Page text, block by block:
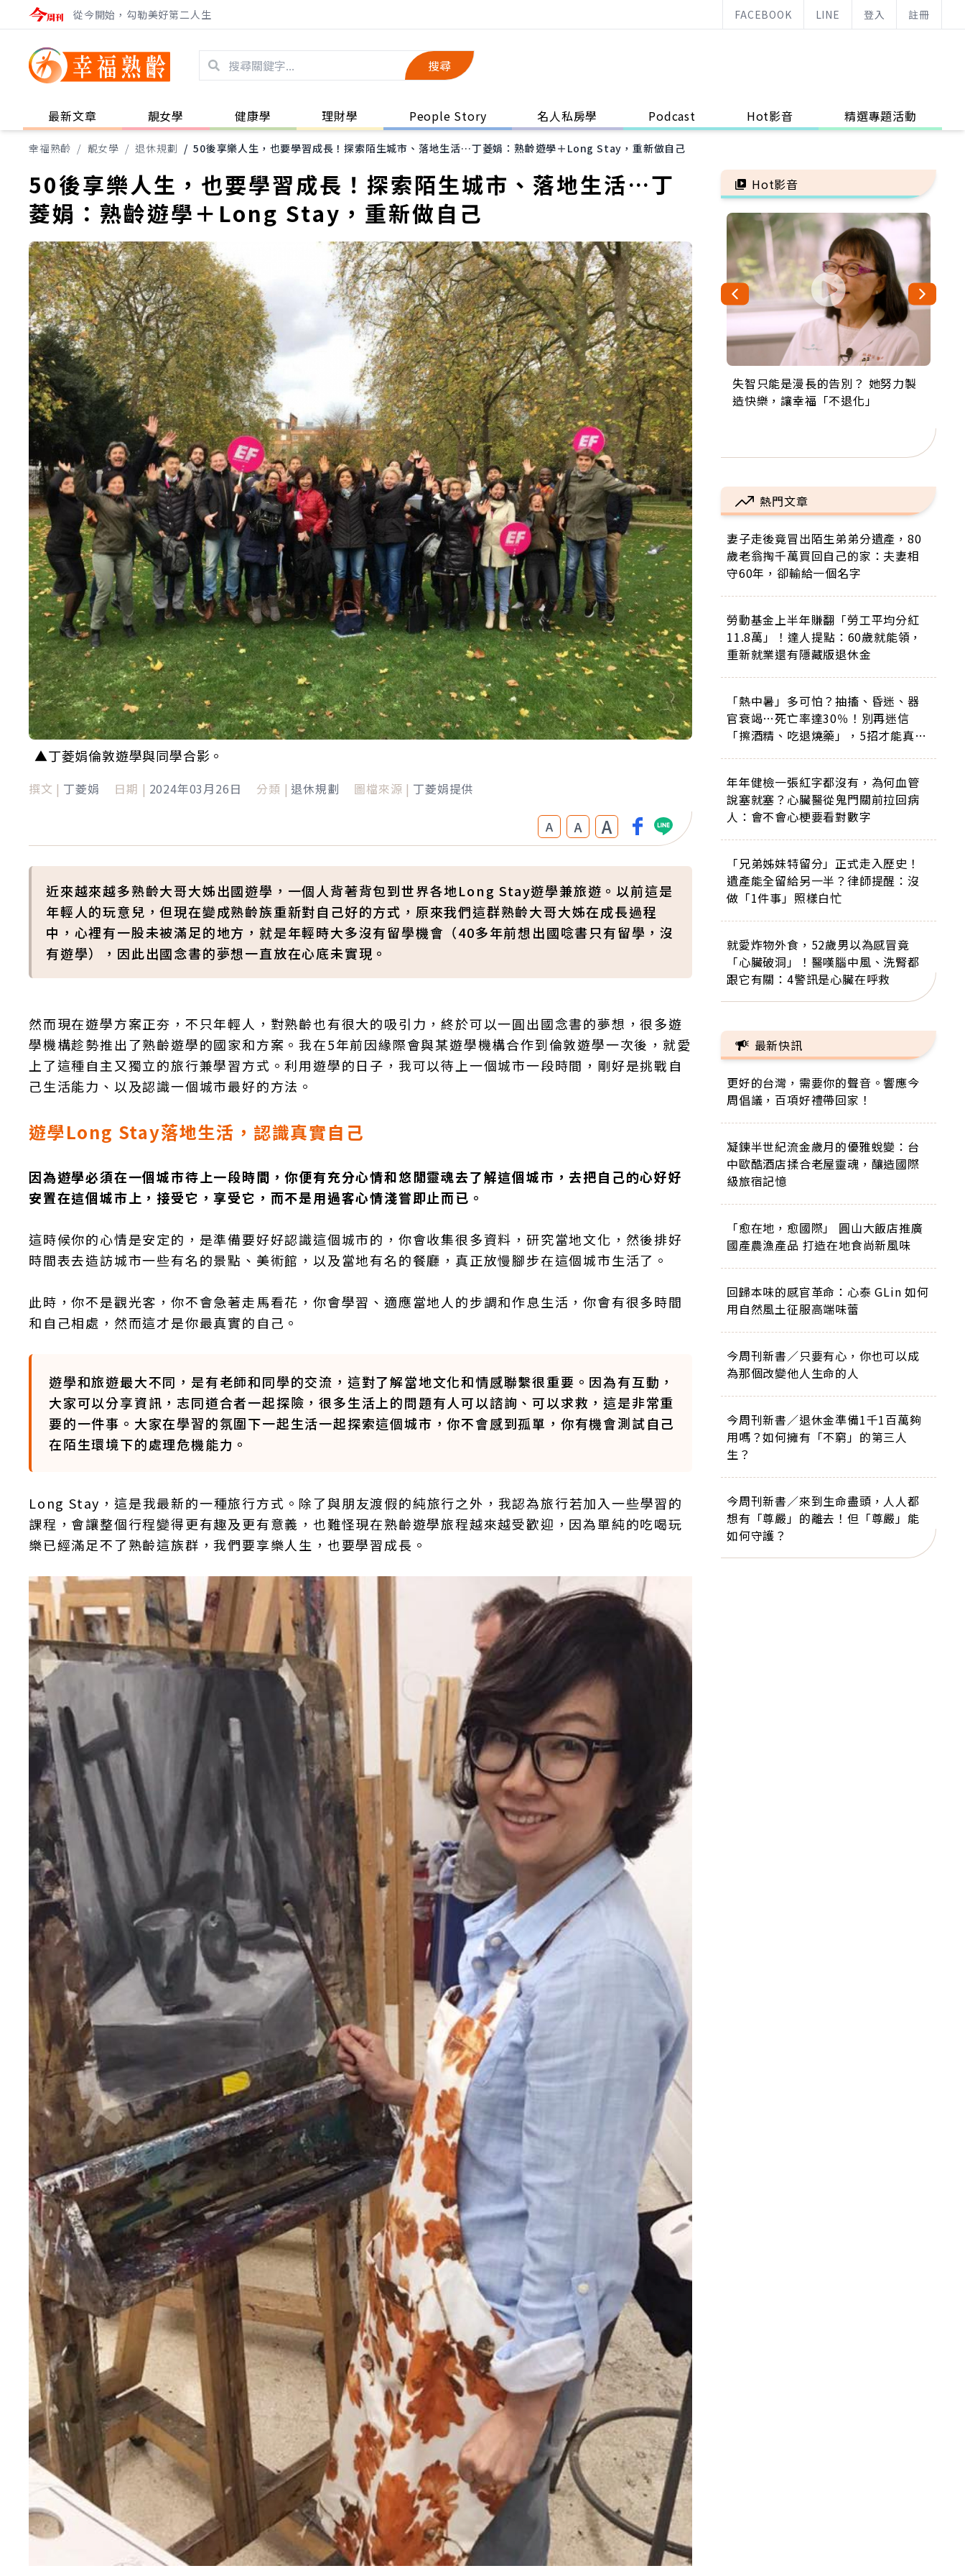
從今開始，勾勒美好第二人生 FACEBOOK LINE 登入 註冊
搜尋
最新文章 靚女學 健康學 理財學 People Story 名人私房學 Podcast Hot影音 精選專題活動
幸福熟齡 / 靚女學 / 退休規劃 / 50後享樂人生，也要學習成長！探索陌生城市、落地生活…丁菱娟：熟齡遊學＋Long Stay，重新做自己
50後享樂人生，也要學習成長！探索陌生城市、落地生活…丁
菱娟：熟齡遊學＋Long Stay，重新做自己
▲丁菱娟倫敦遊學與同學合影。
撰文 | 丁菱娟 日期 | 2024年03月26日 分類 | 退休規劃 圖檔來源 | 丁菱娟提供
A A A
近來越來越多熟齡大哥大姊出國遊學，一個人背著背包到世界各地Long Stay遊學兼旅遊。以前這是
年輕人的玩意兒，但現在變成熟齡族重新對自己好的方式，原來我們這群熟齡大哥大姊在成長過程
中，心裡有一股未被滿足的地方，就是年輕時大多沒有留學機會（40多年前想出國唸書只有留學，沒
有遊學），因此出國念書的夢想一直放在心底未實現。
然而現在遊學方案正夯，不只年輕人，對熟齡也有很大的吸引力，終於可以一圓出國念書的夢想，很多遊
學機構趁勢推出了熟齡遊學的國家和方案。我在5年前因緣際會與某遊學機構合作到倫敦遊學一次後，就愛
上了這種自主又獨立的旅行兼學習方式。利用遊學的日子，我可以待上一個城市一段時間，剛好是挑戰自
己生活能力、以及認識一個城市最好的方法。
遊學Long Stay落地生活，認識真實自己
因為遊學必須在一個城市待上一段時間，你便有充分心情和悠閒靈魂去了解這個城市，去把自己的心好好
安置在這個城市上，接受它，享受它，而不是用過客心情淺嘗即止而已。
這時候你的心情是安定的，是準備要好好認識這個城市的，你會收集很多資料，研究當地文化，然後排好
時間表去造訪城市一些有名的景點、美術館，以及當地有名的餐廳，真正放慢腳步在這個城市生活了。
此時，你不是觀光客，你不會急著走馬看花，你會學習、適應當地人的步調和作息生活，你會有很多時間
和自己相處，然而這才是你最真實的自己。
遊學和旅遊最大不同，是有老師和同學的交流，這對了解當地文化和情感聯繫很重要。因為有互動，
大家可以分享資訊，志同道合者一起探險，很多生活上的問題有人可以諮詢、可以求救，這是非常重
要的一件事。大家在學習的氛圍下一起生活一起探索這個城市，你不會感到孤單，你有機會測試自己
在陌生環境下的處理危機能力。
Long Stay，這是我最新的一種旅行方式。除了與朋友渡假的純旅行之外，我認為旅行若加入一些學習的
課程，會讓整個行程變得更有趣及更有意義，也難怪現在熟齡遊學旅程越來越受歡迎，因為單純的吃喝玩
樂已經滿足不了熟齡這族群，我們要享樂人生，也要學習成長。
Hot影音
失智只能是漫長的告別？ 她努力製
造快樂，讓幸福「不退化」
來自剛果的巧克力神父 為台灣奉獻
36年 「台灣是我的家，我連作夢都
63歲卸矽谷副總、搬回台灣找快
樂！「蛋黃哥小丑」走進安養院，
104歲打破金氏世界紀錄 成為全球
最年長羽球選手，分享長壽的秘密
事業巔峰他選擇追夢…黑手阿伯拉
小提琴還登上小巨蛋！連CNN都大
熱門文章
妻子走後竟冒出陌生弟弟分遺產，80
歲老翁掏千萬買回自己的家：夫妻相
守60年，卻輸給一個名字
勞動基金上半年賺翻「勞工平均分紅
11.8萬」！達人提點：60歲就能領，
重新就業還有隱藏版退休金
「熱中暑」多可怕？抽搐、昏迷、器
官衰竭…死亡率達30％！別再迷信
「擦酒精、吃退燒藥」，5招才能真救
年年健檢一張紅字都沒有，為何血管
說塞就塞？心臟醫從鬼門關前拉回病
人：會不會心梗要看對數字
「兄弟姊妹特留分」正式走入歷史！
遺產能全留給另一半？律師提醒：沒
做「1件事」照樣白忙
就愛炸物外食，52歲男以為感冒竟
「心臟破洞」！醫嘆腦中風、洗腎都
跟它有關：4警訊是心臟在呼救
最新快訊
更好的台灣，需要你的聲音。響應今
周倡議，百項好禮帶回家！
凝鍊半世紀流金歲月的優雅蛻變：台
中歐酷酒店揉合老屋靈魂，釀造國際
級旅宿記憶
「愈在地，愈國際」 圓山大飯店推廣
國產農漁產品 打造在地食尚新風味
回歸本味的感官革命：心泰 GLin 如何
用自然風土征服高端味蕾
今周刊新書／只要有心，你也可以成
為那個改變他人生命的人
今周刊新書／退休金準備1千1百萬夠
用嗎？如何擁有「不窮」的第三人
生？
今周刊新書／來到生命盡頭，人人都
想有「尊嚴」的離去！但「尊嚴」能
如何守護？